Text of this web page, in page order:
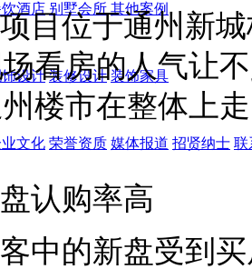
酒店 别墅会所 其他案例
设计 装修设计 装饰家具
文化 荣誉资质 媒体报道 招贤纳士 联
位于通州新城
场看房的人气让
楼市在整体上
购率高
的新盘受到买